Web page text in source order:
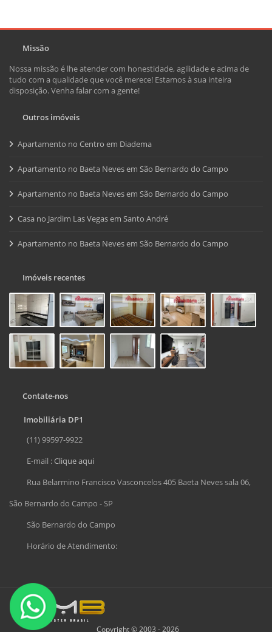
Missão
Nossa missão é lhe atender com honestidade, agilidade e acima de
tudo com a qualidade que você merece! Estamos à sua inteira
disposição. Venha falar com a gente!
Outros imóveis
Apartamento no Centro em Diadema
Apartamento no Baeta Neves em São Bernardo do Campo
Apartamento no Baeta Neves em São Bernardo do Campo
Casa no Jardim Las Vegas em Santo André
Apartamento no Baeta Neves em São Bernardo do Campo
Imóveis recentes
Contate-nos
Imobiliária DP1
(11) 99597-9922
E-mail :Clique aqui
Rua Belarmino Francisco Vasconcelos 405 Baeta Neves sala 06,
São Bernardo do Campo - SP
São Bernardo do Campo
Horário de Atendimento:
Copyright © 2003 - 2026